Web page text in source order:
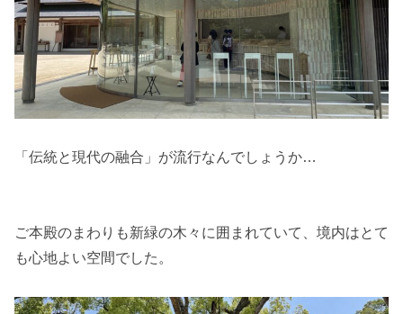
「伝統と現代の融合」が流行なんでしょうか…
ご本殿のまわりも新緑の木々に囲まれていて、境内はとて
も心地よい空間でした。